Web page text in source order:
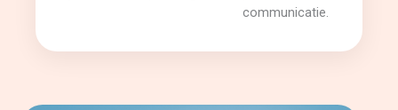
communicatie.